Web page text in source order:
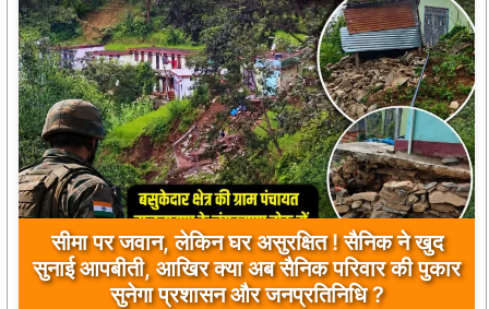
सीमा पर जवान, लेकिन घर असुरक्षित ! सैनिक ने खुद
सुनाई आपबीती, आखिर क्या अब सैनिक परिवार की पुकार
सुनेगा प्रशासन और जनप्रतिनिधि ?